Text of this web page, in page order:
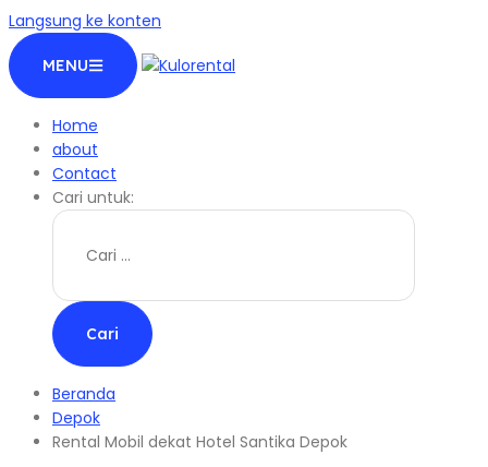
Langsung ke konten
MENU
Home
about
Contact
Cari untuk:
Beranda
Depok
Rental Mobil dekat Hotel Santika Depok